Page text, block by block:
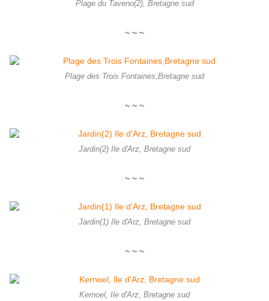
Plage du Taveno(2), Bretagne sud
~ ~ ~
Plage des Trois Fontaines,Bretagne sud
~ ~ ~
Jardin(2) Ile d'Arz, Bretagne sud
~ ~ ~
Jardin(1) Ile d'Arz, Bretagne sud
~ ~ ~
Kernoel, Ile d'Arz, Bretagne sud